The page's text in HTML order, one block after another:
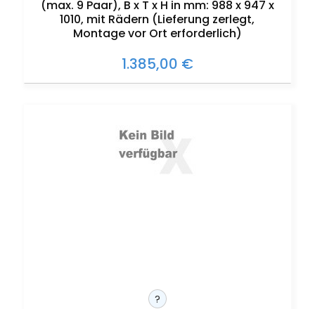
(max. 9 Paar), B x T x H in mm: 988 x 947 x
1010, mit Rädern (Lieferung zerlegt,
Montage vor Ort erforderlich)
1.385,00 €
?